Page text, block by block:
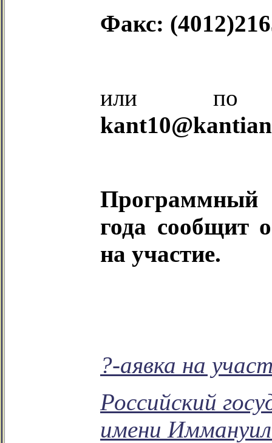
Факс:
или по
kant10@kant
Программный
года сообщит
на участие.
?-аявка на
Российский
имени